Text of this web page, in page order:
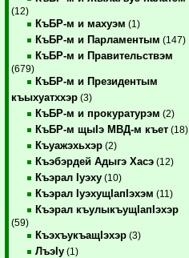
(12)
КъБР-м и махуэм (1)
КъБР-м и Парламентым (147)
КъБР-м и Правительствэм
(679)
КъБР-м и Президентым
къыхуатххэр (3)
КъБР-м и прокуратурэм (2)
КъБР-м щыIэ МВД-м къет (18)
Къуажэхьхэр (2)
Къэбэрдей Адыгэ Хасэ (12)
Къэрал Iуэху (10)
Къэрал IуэхущIапIэхэм (11)
Къэрал къулыкъущIапIэхэр
(59)
КъэхъукъащIэхэр (3)
ЛъэIу (1)